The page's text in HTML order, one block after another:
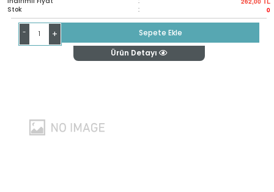
Stok : 0
- +
Sepete Ekle
Ürün Detayı